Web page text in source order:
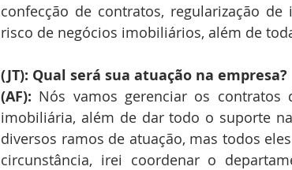
confecção de contratos, regularização
risco de negócios imobiliários, além de
(JT): Qual será sua atuação na empresa?
(AF): Nós vamos gerenciar os
imobiliária, além de dar todo o suporte
diversos ramos de atuação, mas todos
circunstância, irei coordenar o